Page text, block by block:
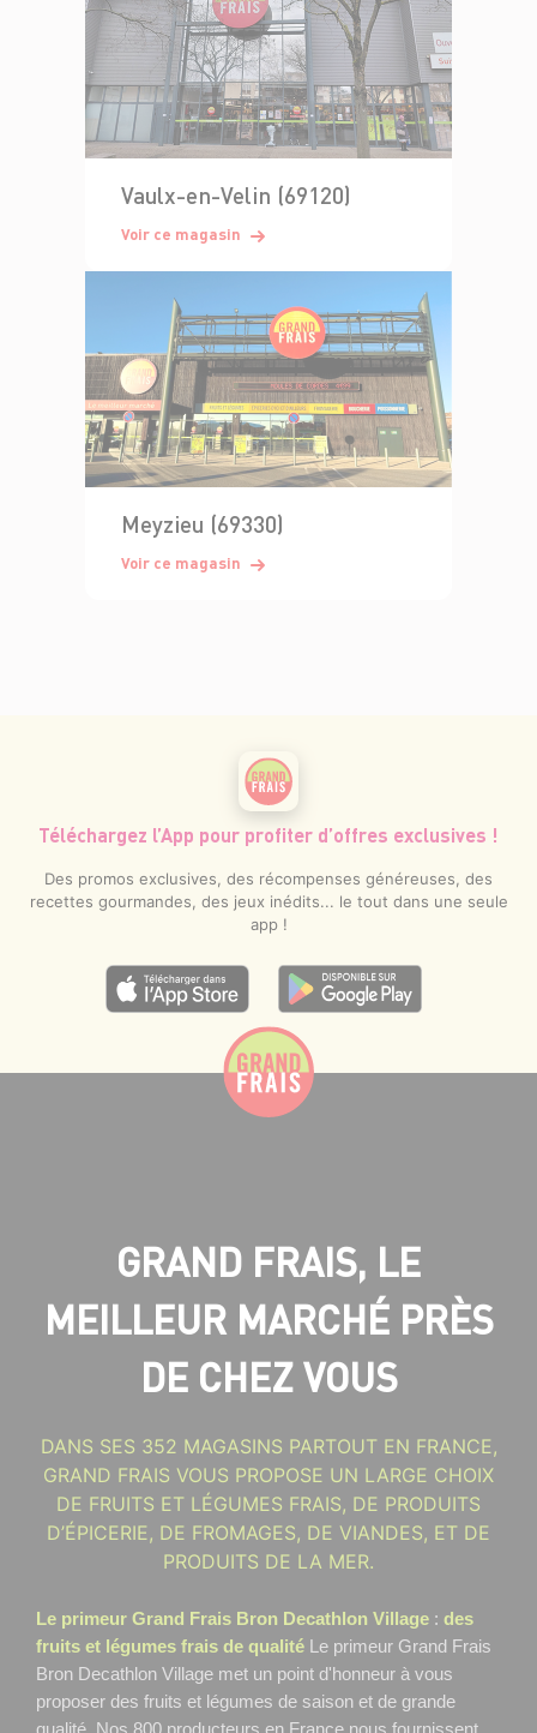
Vaulx-en-Velin (69120)
Voir ce magasin
Meyzieu (69330)
Voir ce magasin
Téléchargez l’App pour profiter d’offres exclusives !
Des promos exclusives, des récompenses généreuses, des
recettes gourmandes, des jeux inédits... le tout dans une seule
app !
GRAND FRAIS, LE
MEILLEUR MARCHÉ PRÈS
DE CHEZ VOUS
DANS SES 352 MAGASINS PARTOUT EN FRANCE,
GRAND FRAIS VOUS PROPOSE UN LARGE CHOIX
DE FRUITS ET LÉGUMES FRAIS, DE PRODUITS
D’ÉPICERIE, DE FROMAGES, DE VIANDES, ET DE
PRODUITS DE LA MER.
Le primeur Grand Frais Bron Decathlon Village : des
fruits et légumes frais de qualité Le primeur Grand Frais
Bron Decathlon Village met un point d'honneur à vous
proposer des fruits et légumes de saison et de grande